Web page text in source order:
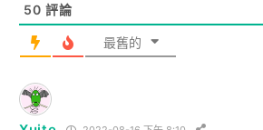
50 評論
最舊的